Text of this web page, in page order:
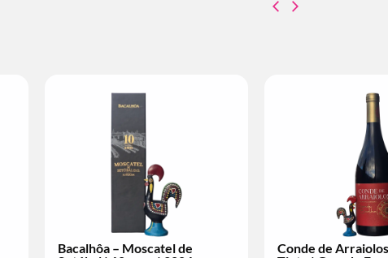
Bacalhôa – Moscatel de
Conde de